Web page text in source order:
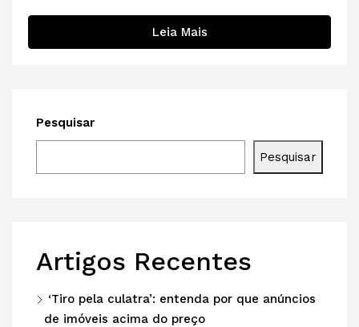
Leia Mais
Pesquisar
Pesquisar
Artigos Recentes
‘Tiro pela culatra’: entenda por que anúncios
de imóveis acima do preço